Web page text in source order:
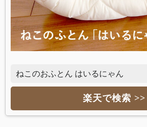
ねこのおふとん はいるにゃん
楽天で検索 >>